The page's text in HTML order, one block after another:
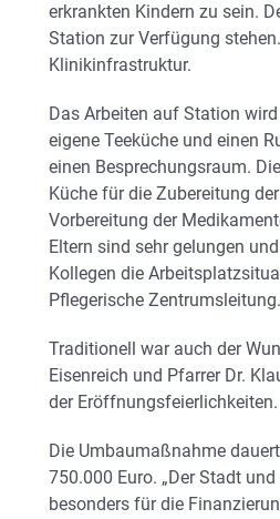
erkrankten Kindern zu sein.
Station zur Verfügung
Klinikinfrastruktur.
Das Arbeiten auf Station
eigene Teeküche und einen
einen Besprechungsraum.
Küche für die Zubereitung
Vorbereitung der
Eltern sind sehr gelungen
Kollegen die
Pflegerische Zentrumsleitung.
Traditionell war auch der
Eisenreich und Pfarrer Dr.
der Eröffnungsfeierlichkeiten.
Die Umbaumaßnahme
750.000 Euro. „Der Stadt
besonders für die